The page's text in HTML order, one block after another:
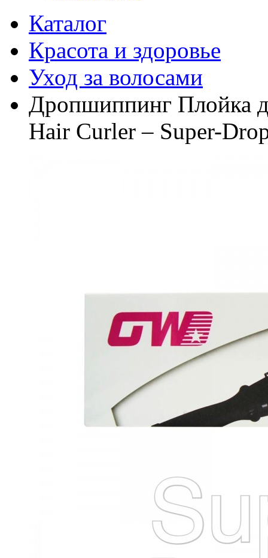
Каталог
Красота и здоровье
Уход за волосами
Дропшиппинг Плойка
Hair Curler – Super-